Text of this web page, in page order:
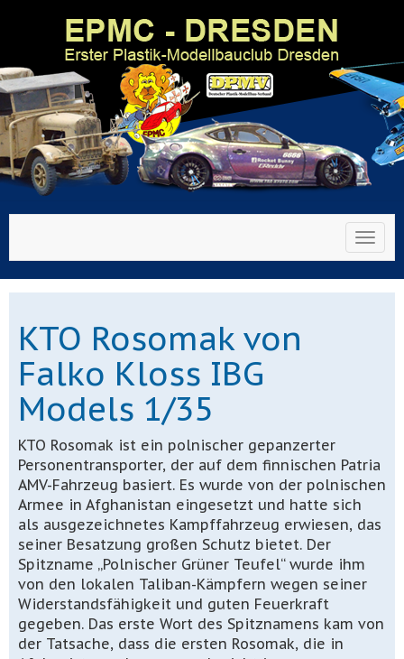
KTO Rosomak von
Falko Kloss IBG
Models 1/35
KTO Rosomak ist ein polnischer gepanzerter
Personentransporter, der auf dem finnischen Patria
AMV-Fahrzeug basiert. Es wurde von der polnischen
Armee in Afghanistan eingesetzt und hatte sich
als ausgezeichnetes Kampffahrzeug erwiesen, das
seiner Besatzung großen Schutz bietet. Der
Spitzname „Polnischer Grüner Teufel“ wurde ihm
von den lokalen Taliban-Kämpfern wegen seiner
Widerstandsfähigkeit und guten Feuerkraft
gegeben. Das erste Wort des Spitznamens kam von
der Tatsache, dass die ersten Rosomak, die in